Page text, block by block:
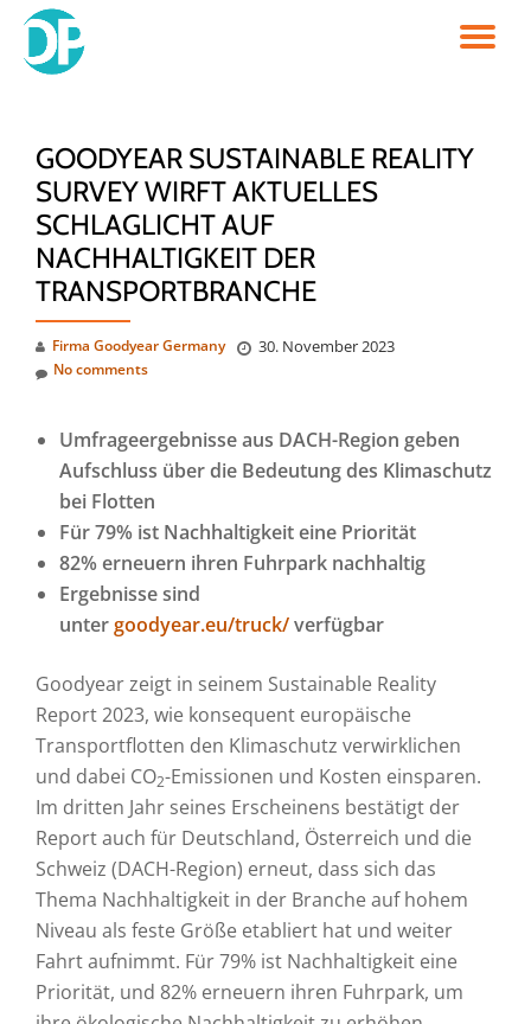
Skip
GOODYEAR SUSTAINABLE REALITY
SURVEY WIRFT AKTUELLES
SCHLAGLICHT AUF
NACHHALTIGKEIT DER
TRANSPORTBRANCHE
Firma Goodyear Germany 30. November 2023
No comments
Umfrageergebnisse aus DACH-Region geben
Aufschluss über die Bedeutung des Klimaschutz
bei Flotten
Für 79% ist Nachhaltigkeit eine Priorität
82% erneuern ihren Fuhrpark nachhaltig
Ergebnisse sind
untergoodyear.eu/truck/verfügbar
Goodyear zeigt in seinem Sustainable Reality
Report 2023, wie konsequent europä­ische
Transportflotten den Klima­schutz verwirklichen
und dabei CO2-Emissionen und Kosten einsparen.
Im dritten Jahr seines Er­scheinens bestätigt der
Report auch für Deutsch­land, Österreich und die
Schweiz (DACH-Region) erneut, dass sich das
Thema Nach­haltigkeit in der Branche auf hohem
Niveau als feste Größe etabliert hat und weiter
Fahrt aufnimmt. Für 79% ist Nachhaltigkeit eine
Priorität, und 82% erneuern ihren Fuhr­park, um